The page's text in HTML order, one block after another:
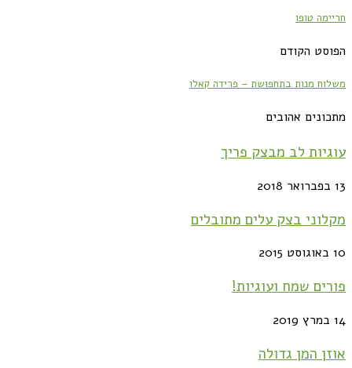
חריימה טופו
הפוסט הקודם
משלוח מנות בתחפושת – פרידה קאלו
מתכונים אהובים
עוגיות לב מבצק פריך
13 בפברואר 2018
מקלוני בצק עלים מתובלים
10 באוגוסט 2015
פורים שמח ועוגיות!
14 במרץ 2019
אוזן המן גדולה